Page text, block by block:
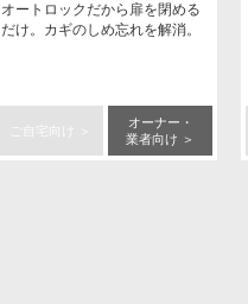
オートロックだから扉を閉める
だけ。カギのしめ忘れを解消。
ご自宅向け ＞
オーナー・
業者向け ＞